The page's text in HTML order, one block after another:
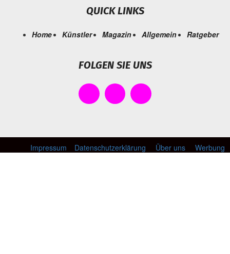
QUICK LINKS
Home Künstler Magazin Allgemein Ratgeber
FOLGEN SIE UNS
Impressum Datenschutzerklärung Über uns Werbung